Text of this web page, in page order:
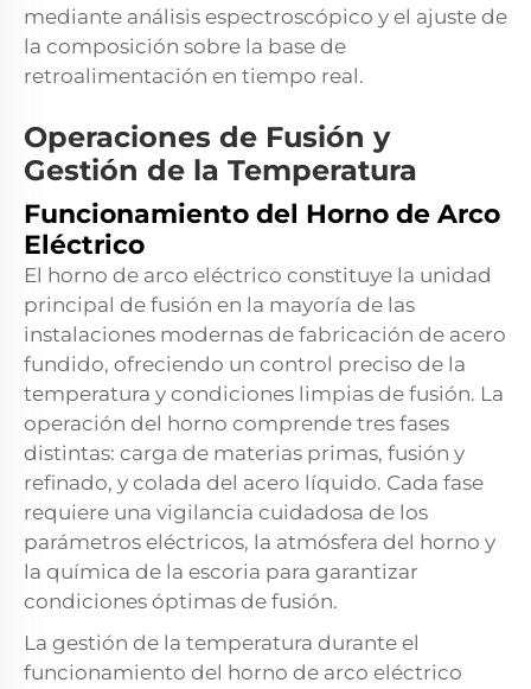
mediante análisis espectroscópico y el ajuste de
la composición sobre la base de
retroalimentación en tiempo real.
Operaciones de Fusión y
Gestión de la Temperatura
Funcionamiento del Horno de Arco
Eléctrico
El horno de arco eléctrico constituye la unidad
principal de fusión en la mayoría de las
instalaciones modernas de fabricación de acero
fundido, ofreciendo un control preciso de la
temperatura y condiciones limpias de fusión. La
operación del horno comprende tres fases
distintas: carga de materias primas, fusión y
refinado, y colada del acero líquido. Cada fase
requiere una vigilancia cuidadosa de los
parámetros eléctricos, la atmósfera del horno y
la química de la escoria para garantizar
condiciones óptimas de fusión.
La gestión de la temperatura durante el
funcionamiento del horno de arco eléctrico